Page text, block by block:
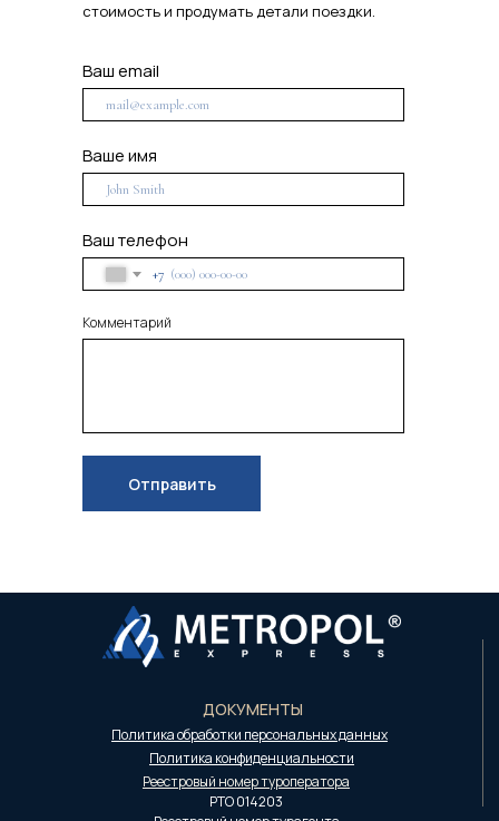
Ваш еmail
Ваше имя
Ваш телефон
+7
Комментарий
Отправить
стоимость и продумать детали поездки.
ДОКУМЕНТЫ
Реестровый номер туроператора
РТО 014203
Политика конфиденциальности
Политика обработки персональных данных